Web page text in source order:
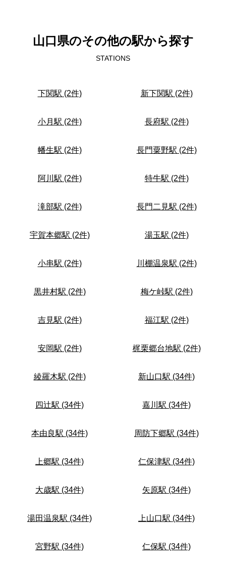
山口県のその他の駅から探す
STATIONS
下関駅 (2件) 新下関駅 (2件)
小月駅 (2件) 長府駅 (2件)
幡生駅 (2件) 長門粟野駅 (2件)
阿川駅 (2件) 特牛駅 (2件)
滝部駅 (2件) 長門二見駅 (2件)
宇賀本郷駅 (2件) 湯玉駅 (2件)
小串駅 (2件) 川棚温泉駅 (2件)
黒井村駅 (2件) 梅ケ峠駅 (2件)
吉見駅 (2件) 福江駅 (2件)
安岡駅 (2件) 梶栗郷台地駅 (2件)
綾羅木駅 (2件) 新山口駅 (34件)
四辻駅 (34件) 嘉川駅 (34件)
本由良駅 (34件) 周防下郷駅 (34件)
上郷駅 (34件) 仁保津駅 (34件)
大歳駅 (34件) 矢原駅 (34件)
湯田温泉駅 (34件) 上山口駅 (34件)
宮野駅 (34件) 仁保駅 (34件)